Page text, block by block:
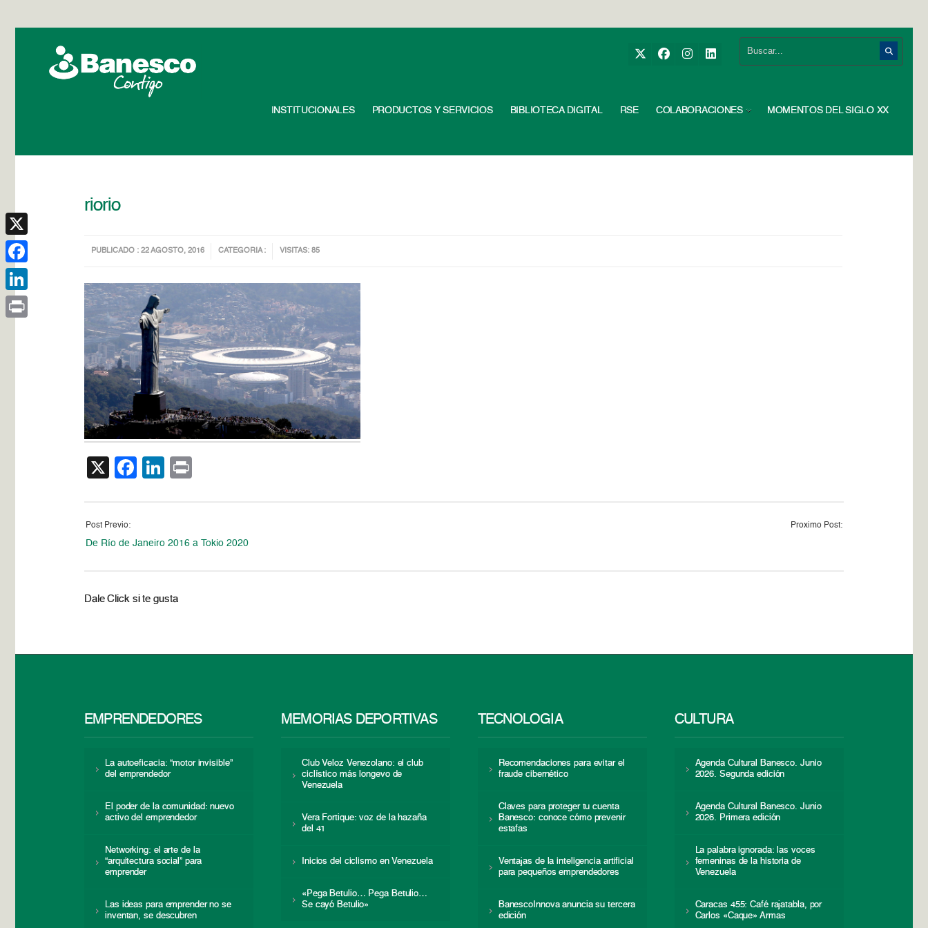
INSTITUCIONALES PRODUCTOS Y SERVICIOS BIBLIOTECA DIGITAL RSE COLABORACIONES MOMENTOS DEL SIGLO XX
riorio
PUBLICADO : 22 AGOSTO, 2016 CATEGORIA : VISITAS: 85
X Facebook
LinkedIn
Post Previo:
De Río de Janeiro 2016 a Tokio 2020
Proximo Post:
Dale Click si te gusta
EMPRENDEDORES
La autoeficacia: “motor invisible”
del emprendedor
El poder de la comunidad: nuevo
activo del emprendedor
Networking: el arte de la
“arquitectura social” para
emprender
Las ideas para emprender no se
inventan, se descubren
MEMORIAS DEPORTIVAS
Club Veloz Venezolano: el club
ciclístico más longevo de
Venezuela
Vera Fortique: voz de la hazaña
del 41
Inicios del ciclismo en Venezuela
«Pega Betulio… Pega Betulio…
Se cayó Betulio»
TECNOLOGÍA
Recomendaciones para evitar el
fraude cibernético
Claves para proteger tu cuenta
Banesco: conoce cómo prevenir
estafas
Ventajas de la inteligencia artificial
para pequeños emprendedores
BanescoInnova anuncia su tercera
edición
CULTURA
Agenda Cultural Banesco. Junio
2026. Segunda edición
Agenda Cultural Banesco. Junio
2026. Primera edición
La palabra ignorada: las voces
femeninas de la historia de
Venezuela
Caracas 455: Café rajatabla, por
Carlos «Caque» Armas
X
Facebook
LinkedIn